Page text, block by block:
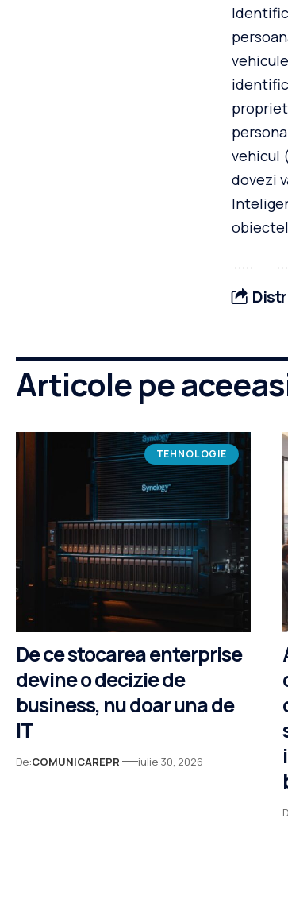
vehicul
dovezi
Articole pe
TEHNOLOGIE
De ce stocarea enterprise
devine o decizie de
business, nu doar una de
IT
De:COMUNICAREPR iulie 30, 2026